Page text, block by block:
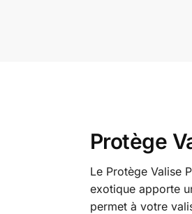
Protège
Le Protège Valise
exotique apporte
permet à votre